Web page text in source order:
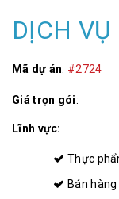
DỊCH
Mã dự án: #2724
Giá trọn gói:
Lĩnh vực:
Thực
Bán hàng